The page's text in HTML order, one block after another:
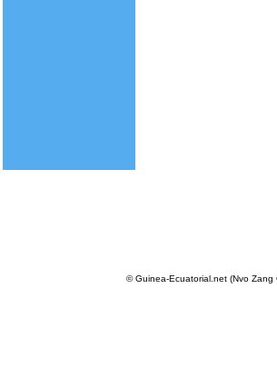
© Guinea-Ecuatorial.net (Nvo